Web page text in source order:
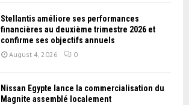
Stellantis améliore ses performances
financières au deuxième trimestre 2026 et
confirme ses objectifs annuels
August 4, 2026 0
Nissan Égypte lance la commercialisation du
Magnite assemblé localement